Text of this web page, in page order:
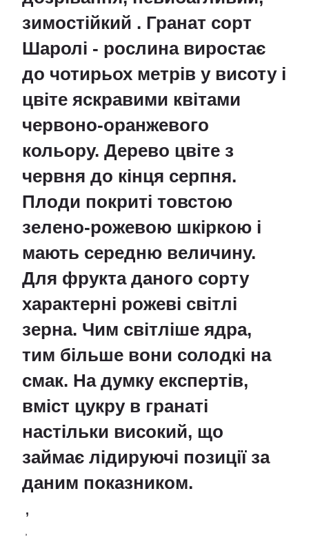
зимостійкий . Гранат сорт
Шаролі - рослина виростає
до чотирьох метрів у висоту і
цвіте яскравими квітами
червоно-оранжевого
кольору. Дерево цвіте з
червня до кінця серпня.
Плоди покриті товстою
зелено-рожевою шкіркою і
мають середню величину.
Для фрукта даного сорту
характерні рожеві світлі
зерна. Чим світліше ядра,
тим більше вони солодкі на
смак. На думку експертів,
вміст цукру в гранаті
настільки високий, що
займає лідируючі позиції за
даним показником.
,